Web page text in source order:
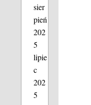
sier
pień
202
5
lipie
c
202
5